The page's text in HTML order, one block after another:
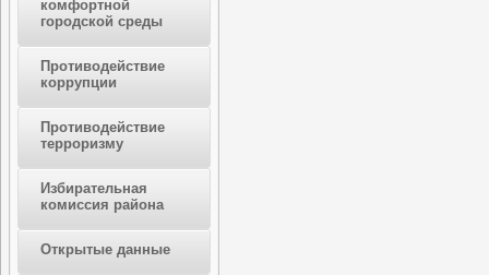
комфортной
городской среды
Противодействие
коррупции
Противодействие
терроризму
Избирательная
комиссия района
Открытые данные